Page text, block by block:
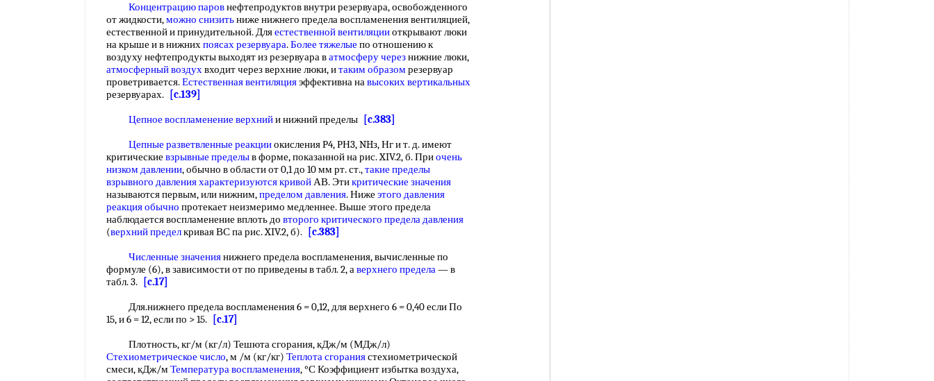
Концентрацию паровнефтепродуктов внутри резервуара, освобожденного
от жидкости,можно снизитьниже нижнего предела воспламенения вентиляцией,
естественной и принудительной. Дляестественной вентиляцииоткрывают люки
на крыше и в нижнихпоясах резервуара.Более тяжелые по отношению к
воздуху нефтепродукты выходят из резервуара ватмосферу черезнижние люки,
атмосферный воздухвходит через верхние люки, итаким образом резервуар
проветривается.Естественная вентиляцияэффективна навысоких вертикальных
резервуарах.
[c.139]
Цепное воспламенение верхнийи нижний пределы
[c.383]
Цепные разветвленные реакцииокисления Р4, РН3, NHз, Нг и т. д. имеют
критические взрывные пределыв форме, показанной на рис. XIV.2, б. Приочень
низком давлении, обычно в области от 0,1 до 10 мм рт. ст.,такие пределы
взрывного давленияхарактеризуются кривойАВ. Этикритические значения
называются первым, или нижним,пределом давления. Ниже этого давления
реакция обычно протекает неизмеримо медленнее. Выше этого предела
наблюдается воспламенение вплоть до второго критического предела давления
(верхний пределкривая ВС па рис. XIV.2, б).
[c.383]
Численные значениянижнего предела воспламенения, вычисленные по
формуле (6), в зависимости от по приведены в табл. 2, аверхнего предела— в
табл. 3.
[c.17]
Для.нижнего предела воспламенения 6 = 0,12, для верхнего 6 = 0,40 если По
15, и 6 = 12, если по > 15.
[c.17]
Плотность, кг/м (кг/л) Тешюта сгорания, кДж/м (МДж/л)
Стехиометрическое число, м /м (кг/кг) Теплота сгораниястехиометрической
смеси, кДж/м Температура воспламенения, °С Коэффициент избытка воздуха,